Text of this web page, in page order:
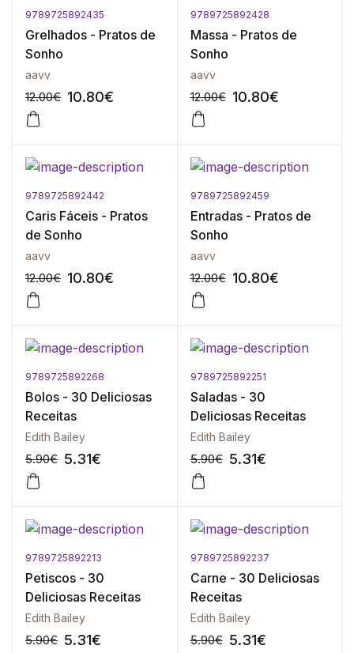
9789725892435
Grelhados - Pratos de
Sonho
aavv
12.00€ 10.80€
9789725892428
Massa - Pratos de
Sonho
aavv
12.00€ 10.80€
9789725892442
Caris Fáceis - Pratos
de Sonho
aavv
12.00€ 10.80€
9789725892459
Entradas - Pratos de
Sonho
aavv
12.00€ 10.80€
9789725892268
Bolos - 30 Deliciosas
Receitas
Edith Bailey
5.90€ 5.31€
9789725892251
Saladas - 30
Deliciosas Receitas
Edith Bailey
5.90€ 5.31€
9789725892213
Petiscos - 30
Deliciosas Receitas
Edith Bailey
5.90€ 5.31€
9789725892237
Carne - 30 Deliciosas
Receitas
Edith Bailey
5.90€ 5.31€